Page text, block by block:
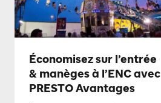
Économisez sur l’entrée
& manèges à l’ENC avec
PRESTO Avantages